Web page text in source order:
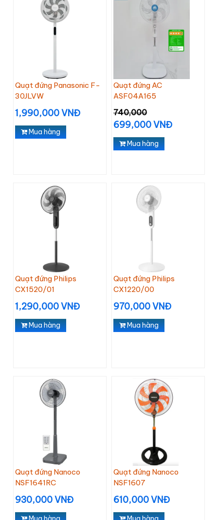
Quạt đứng Panasonic F-
30JLVW
1,990,000 VNĐ
Mua hàng
Quạt đứng AC
ASF04A165
740,000
699,000 VNĐ
Mua hàng
Quạt đứng Philips
CX1520/01
1,290,000 VNĐ
Mua hàng
Quạt đứng Philips
CX1220/00
970,000 VNĐ
Mua hàng
Quạt đứng Nanoco
NSF1641RC
930,000 VNĐ
Quạt đứng Nanoco
NSF1607
610,000 VNĐ